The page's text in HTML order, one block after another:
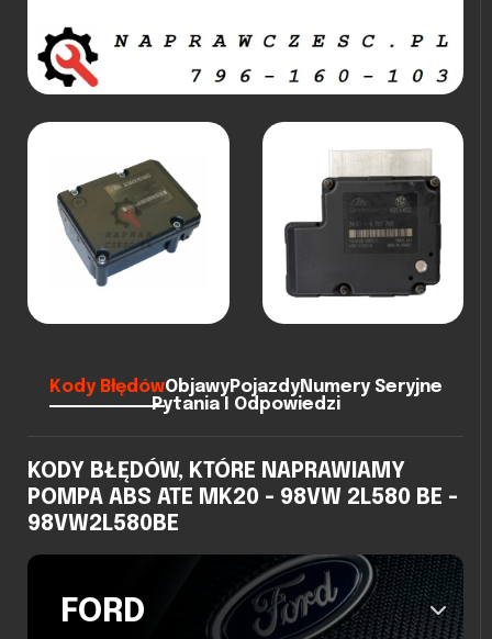
Kody BłędówObjawyPojazdyNumery Seryjne
Pytania I Odpowiedzi
KODY BŁĘDÓW, KTÓRE NAPRAWIAMY
POMPA ABS ATE MK20 - 98VW 2L580 BE -
98VW2L580BE
FORD